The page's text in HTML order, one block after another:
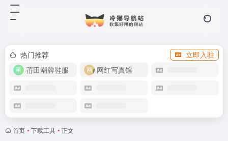
热门推荐
立即入驻
莆田潮牌鞋服
网红写真馆
首页 • 下载工具 • 正文